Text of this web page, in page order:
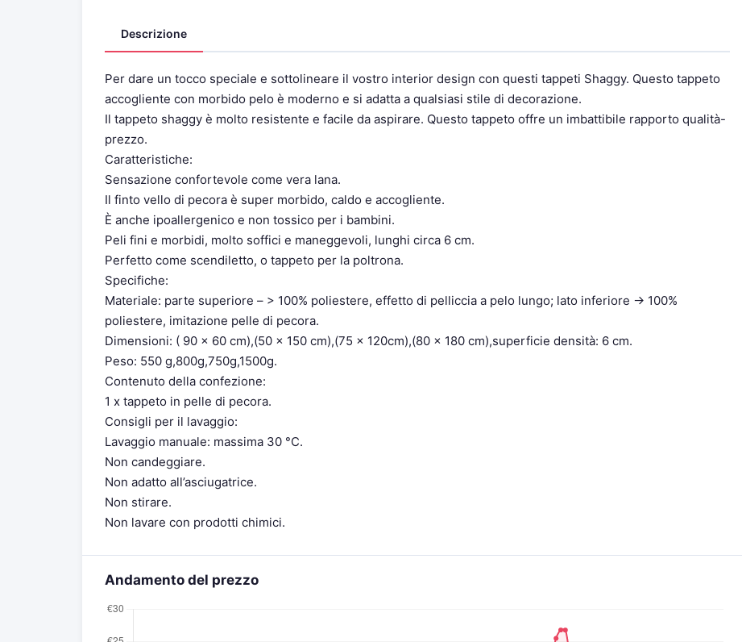
Descrizione
Per dare un tocco speciale e sottolineare il vostro interior design con questi tappeti Shaggy. Questo tappeto
accogliente con morbido pelo è moderno e si adatta a qualsiasi stile di decorazione.
Il tappeto shaggy è molto resistente e facile da aspirare. Questo tappeto offre un imbattibile rapporto qualità-
prezzo.
Caratteristiche:
Sensazione confortevole come vera lana.
Il finto vello di pecora è super morbido, caldo e accogliente.
È anche ipoallergenico e non tossico per i bambini.
Peli fini e morbidi, molto soffici e maneggevoli, lunghi circa 6 cm.
Perfetto come scendiletto, o tappeto per la poltrona.
Specifiche:
Materiale: parte superiore – > 100% poliestere, effetto di pelliccia a pelo lungo; lato inferiore -> 100%
poliestere, imitazione pelle di pecora.
Dimensioni: ( 90 x 60 cm),(50 x 150 cm),(75 x 120cm),(80 x 180 cm),superficie densità: 6 cm.
Peso: 550 g,800g,750g,1500g.
Contenuto della confezione:
1 x tappeto in pelle di pecora.
Consigli per il lavaggio:
Lavaggio manuale: massima 30 °C.
Non candeggiare.
Non adatto all’asciugatrice.
Non stirare.
Non lavare con prodotti chimici.
Andamento del prezzo